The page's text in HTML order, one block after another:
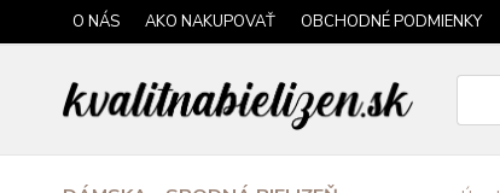
O NÁS AKO NAKUPOVAŤ OBCHODNÉ PODMIENKY